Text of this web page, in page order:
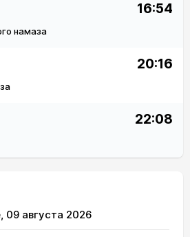
16:54
намаза
20:16
22:08
09 августа 2026